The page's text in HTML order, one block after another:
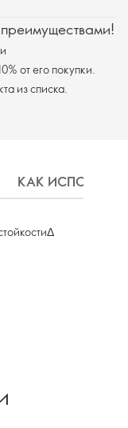
преимуществами!
от его покупки.
продукта из списка.
КАК